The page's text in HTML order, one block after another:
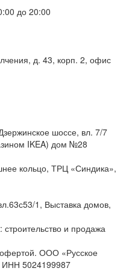
до 20:00
д. 43, корп. 2, офис
шоссе, вл. 7/7
IKEA) дом №28
кольцо, ТРЦ «Синдика»,
1, Выставка домов,
строительство и продажа
ООО «Русское
5024199987